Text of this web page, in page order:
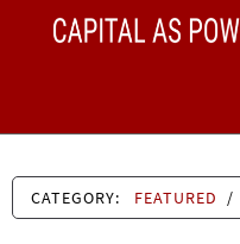
CAPITAL
CATEGORY: FEATURED /